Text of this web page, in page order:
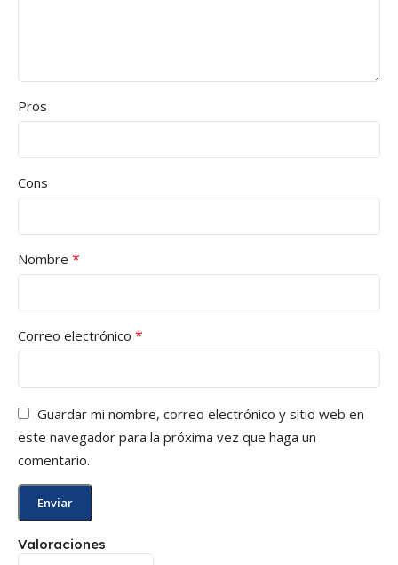
Valoraciones
Pros
Cons
Nombre *
Correo electrónico *
Guardar mi nombre, correo electrónico y sitio web en
este navegador para la próxima vez que haga un
comentario.